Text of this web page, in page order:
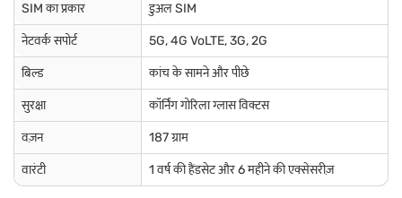
SIM का प्रकार डुअल SIM
नेटवर्क सपोर्ट 5G, 4G VoLTE, 3G, 2G
बिल्ड कांच के सामने और पीछे
सुरक्षा कॉर्निंग गोरिला ग्लास विक्टस
वज़न 187 ग्राम
वारंटी 1 वर्ष की हैंडसेट और 6 महीने की एक्सेसरीज़